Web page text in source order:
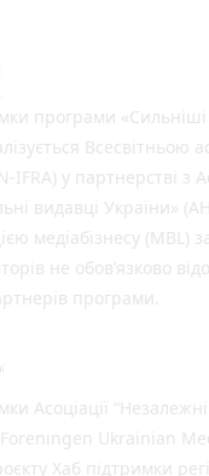
програми
Всесвітньою
IFRA) у партнерстві з
видавці України»
медіабізнесу (MBL)
не обов’язково
програми.
Асоціації “Незалежні
Foreningen Ukrainian
Хаб підтримки